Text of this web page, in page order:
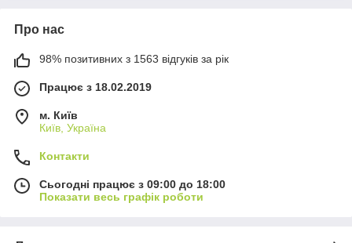
Про нас
98% позитивних з 1563 відгуків за рік
Працює з 18.02.2019
м. Київ
Київ, Україна
Контакти
Сьогодні працює з 09:00 до 18:00
Показати весь графік роботи